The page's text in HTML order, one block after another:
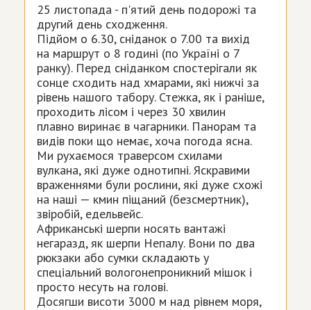
25 листопада - п'ятий день подорожі та
другий день сходження.
Підйом о 6.30, сніданок о 7.00 та вихід
на маршрут о 8 годині (по Україні о 7
ранку). Перед сніданком спостерігали як
сонце сходить над хмарами, які нижчі за
рівень нашого табору. Стежка, як і раніше,
проходить лісом і через 30 хвилин
плавно виринає в чагарники. Панорам та
видів поки що немає, хоча погода ясна.
Ми рухаємося траверсом схилами
вулкана, які дуже однотипні. Яскравими
враженнями були рослини, які дуже схожі
на наші — кмин піщаний (безсмертник),
звіробій, едельвейс.
Африканські шерпи носять вантажі
негаразд, як шерпи Непалу. Вони по два
рюкзаки або сумки складають у
спеціальний вологонепроникний мішок і
просто несуть на голові.
Досягши висоти 3000 м над рівнем моря,